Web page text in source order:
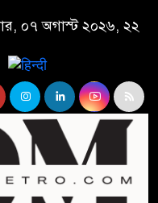
০৭ অগাস্ট ২০২৬, ২২